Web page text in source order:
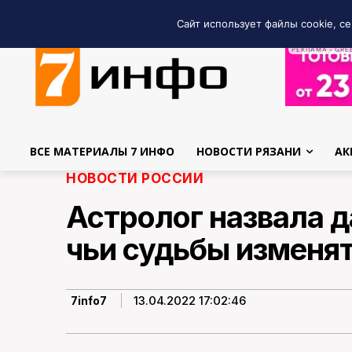
РЕКЛАМА •
ВСЕ МАТЕРИАЛЫ 7 ИНФО НОВОСТИ РЯЗАНИ
НОВОСТИ РОССИИ
Астролог назвала
чьи судьбы
7info7 13.04.2022 17:02:46
Сайт использует файлы cookie,